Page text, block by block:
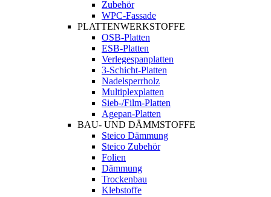
Zubehör
WPC-Fassade
PLATTENWERKSTOFFE
OSB-Platten
ESB-Platten
Verlegespanplatten
3-Schicht-Platten
Nadelsperrholz
Multiplexplatten
Sieb-/Film-Platten
Agepan-Platten
BAU- UND DÄMMSTOFFE
Steico Dämmung
Steico Zubehör
Folien
Dämmung
Trockenbau
Klebstoffe